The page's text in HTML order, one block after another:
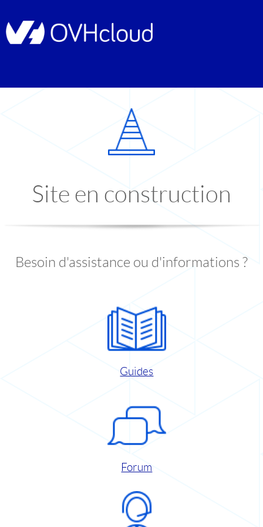
Site en construction
Besoin d'assistance ou d'informations ?
Guides
Forum